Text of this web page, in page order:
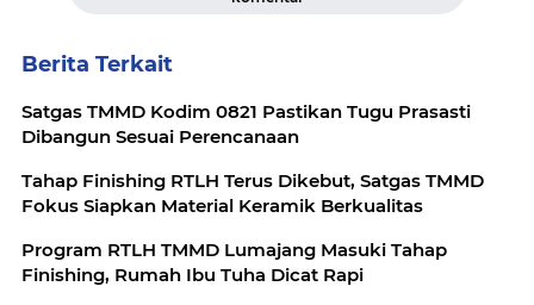
Berita Terkait
Satgas TMMD Kodim 0821 Pastikan Tugu Prasasti
Dibangun Sesuai Perencanaan
Tahap Finishing RTLH Terus Dikebut, Satgas TMMD
Fokus Siapkan Material Keramik Berkualitas
Program RTLH TMMD Lumajang Masuki Tahap
Finishing, Rumah Ibu Tuha Dicat Rapi